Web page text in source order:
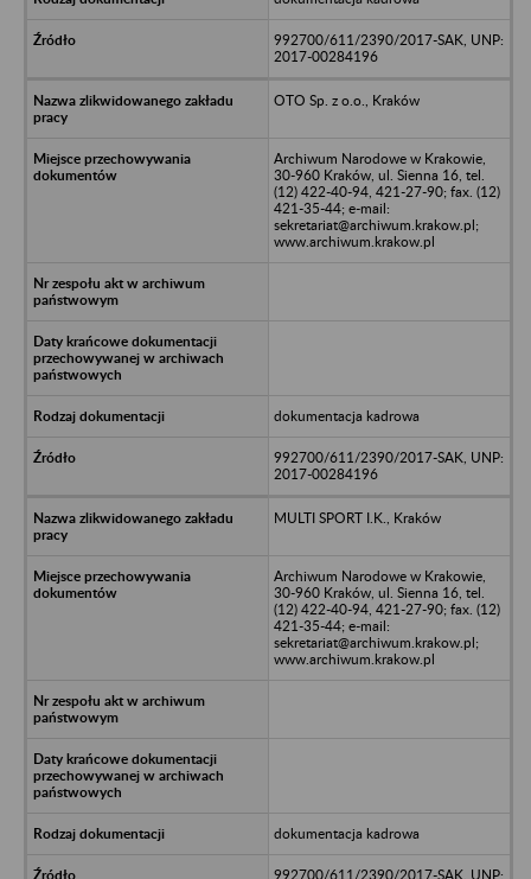
992700/611/2390/2017-SAK, UNP:
2017-00284196
OTO Sp. z o.o., Kraków
Archiwum Narodowe w Krakowie,
30-960 Kraków, ul. Sienna 16, tel.
(12) 422-40-94, 421-27-90; fax. (12)
421-35-44; e-mail:
sekretariat@archiwum.krakow.pl;
www.archiwum.krakow.pl
dokumentacja kadrowa
992700/611/2390/2017-SAK, UNP:
2017-00284196
MULTI SPORT I.K., Kraków
Archiwum Narodowe w Krakowie,
30-960 Kraków, ul. Sienna 16, tel.
(12) 422-40-94, 421-27-90; fax. (12)
421-35-44; e-mail:
sekretariat@archiwum.krakow.pl;
www.archiwum.krakow.pl
dokumentacja kadrowa
992700/611/2390/2017-SAK, UNP: